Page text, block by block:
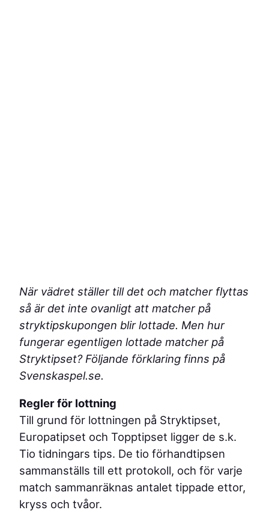
När vädret ställer till det och matcher flyttas
så är det inte ovanligt att matcher på
stryktipskupongen blir lottade. Men hur
fungerar egentligen lottade matcher på
Stryktipset? Följande förklaring finns på
Svenskaspel.se.
Regler för lottning
Till grund för lottningen på Stryktipset,
Europatipset och Topptipset ligger de s.k.
Tio tidningars tips. De tio förhandtipsen
sammanställs till ett protokoll, och för varje
match sammanräknas antalet tippade ettor,
kryss och tvåor.